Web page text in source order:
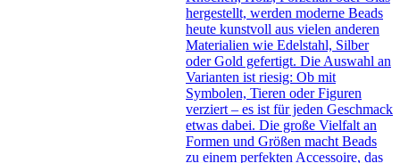
hergestellt, werden moderne Beads
heute kunstvoll aus vielen anderen
Materialien wie Edelstahl, Silber
oder Gold gefertigt. Die Auswahl an
Varianten ist riesig: Ob mit
Symbolen, Tieren oder Figuren
verziert – es ist für jeden Geschmack
etwas dabei. Die große Vielfalt an
Formen und Größen macht Beads
zu einem perfekten Accessoire, das